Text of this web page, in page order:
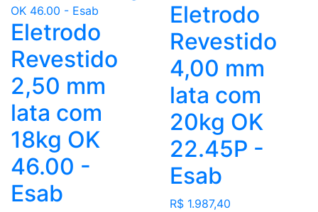
Eletrodo
Revestido
2,50 mm
lata com
18kg OK
46.00 -
Esab
Eletrodo
Revestido
4,00 mm
lata com
20kg OK
22.45P -
Esab
R$ 1.987,40